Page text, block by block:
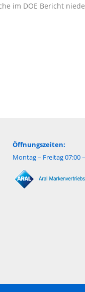
im DOE Bericht
Öffnungszeiten:
Montag – Freitag 07:00